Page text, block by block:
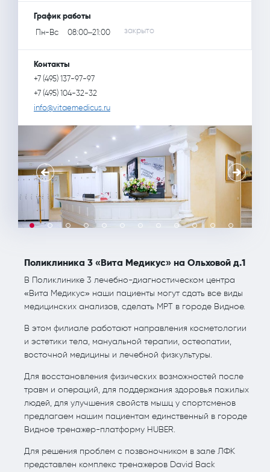
Кардиология
Колопроктология
Лечебный массаж
Неврология
Нефрология
Онкология
Остеопат и кинезиолог
Рефлекторная терапия (рефлексотерапия)
Травматология и ортопедия
Урология и андрология
Флебология
Хирургия
Эндокринология
ПОЛЕЗНЫЕ СТАТЬИПОЛЕЗНЫЕ СТАТЬИ
График работы
Пн-Вс 08:00–21:00 закрыто
Контакты
+7 (495) 137-97-97
+7 (495) 104-32-32
info@vitaemedicus.ru
Поликлиника 3 «Вита Медикус» на Ольховой д.1
В Поликлинике 3 лечебно-диагностическом центра
«Вита Медикус» наши пациенты могут сдать все виды
медицинских анализов, сделать МРТ в городе Видное.
В этом филиале работают направления косметологии
и эстетики тела, мануальной терапии, остеопатии,
восточной медицины и лечебной физкультуры.
Для восстановления физических возможностей после
травм и операций, для поддержания здоровья пожилых
людей, для улучшения свойств мышц у спортсменов
предлагаем нашим пациентам единственный в городе
Видное тренажер-платформу HUBER.
Для решения проблем с позвоночником в зале ЛФК
представлен комплекс тренажеров David Back